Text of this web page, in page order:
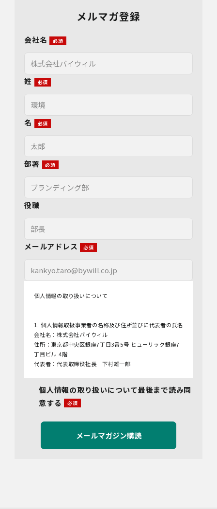
メルマガ登録
会社名
姓
名
部署
役職
メールアドレス
個人情報の取り扱いについて
1. 個人情報取扱事業者の名称及び住所並びに代表者の氏名
会社名：株式会社バイウィル
住所：東京都中央区銀座7丁目3番5号 ヒューリック銀座7
丁目ビル 4階
代表者：代表取締役社長 下村雄一郎
管理者名：管理部長
連絡先：info@bywill.co.jp
3.利用目的
当社で取り扱う個人情報（個人情報保護法第2条第1項によ
り定義された「個人情報」をいい、以下同様とします。）
の利用目的は以下のとおりです。個人情報の提供は任意で
個人情報の取り扱いについて最後まで読み同
意する